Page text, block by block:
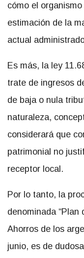
cómo el
estimación de la
actual
Es más, la ley
trate de ingresos
de baja o nula
naturaleza,
considerará que
patrimonial no
receptor local.
Por lo tanto, la
denominada “Plan
Ahorros de los
junio, es de